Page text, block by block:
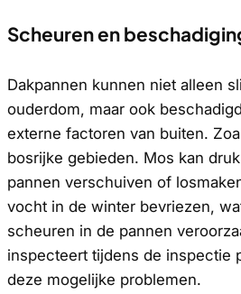
Scheuren en
Dakpannen kunnen niet alleen
ouderdom, maar ook
externe factoren van buiten.
bosrijke gebieden. Mos kan
pannen verschuiven of
vocht in de winter bevriezen,
scheuren in de pannen
inspecteert tijdens de inspectie
deze mogelijke problemen.